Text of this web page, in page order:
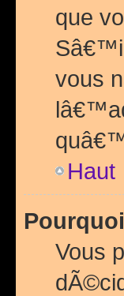
que
vous
Haut
Vous